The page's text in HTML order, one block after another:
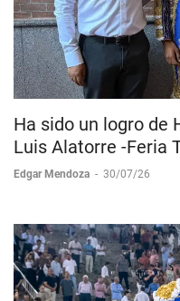
Ha sido un logro de
Luis Alatorre -Feria
Edgar Mendoza - 30/07/26